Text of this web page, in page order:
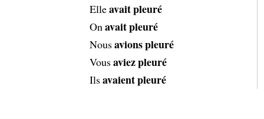
Elleavait pleuré
On avait pleuré
Nousavions pleuré
Vousaviez pleuré
Ilsavaient pleuré